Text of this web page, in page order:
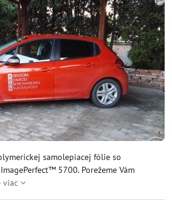
samolepiacej fólie so
5700. Porežeme Vám
viac